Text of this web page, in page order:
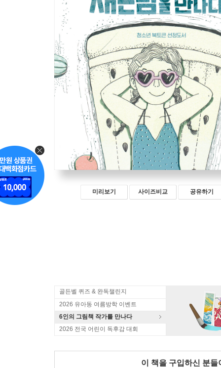
미리보기 사이즈비교 공유하기
골든벨 퀴즈 & 완독챌린지
2026 유아동 여름방학 이벤트
6인의 그림책 작가를 만나다
2026 전국 어린이 독후감 대회
이 책을 구입하신 분